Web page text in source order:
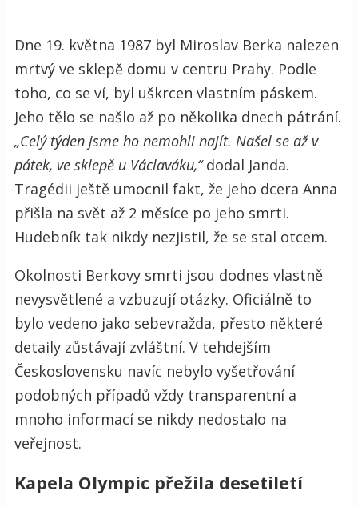
Dne 19. května 1987 byl Miroslav Berka nalezen
mrtvý ve sklepě domu v centru Prahy. Podle
toho, co se ví, byl uškrcen vlastním páskem.
Jeho tělo se našlo až po několika dnech pátrání.
„Celý týden jsme ho nemohli najít. Našel se až v
pátek, ve sklepě u Václaváku,“dodal Janda.
Tragédii ještě umocnil fakt, že jeho dcera Anna
přišla na svět až 2 měsíce po jeho smrti.
Hudebník tak nikdy nezjistil, že se stal otcem.
Okolnosti Berkovy smrti jsou dodnes vlastně
nevysvětlené a vzbuzují otázky. Oficiálně to
bylo vedeno jako sebevražda, přesto některé
detaily zůstávají zvláštní. V tehdejším
Československu navíc nebylo vyšetřování
podobných případů vždy transparentní a
mnoho informací se nikdy nedostalo na
veřejnost.
Kapela Olympic přežila desetiletí